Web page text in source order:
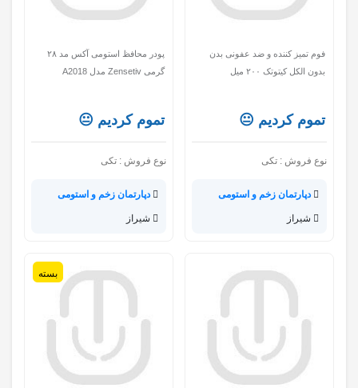
فوم تمیز کننده و ضد عفونی بدن
بدون‌ الکل کیتوتک ۲۰۰ میل
تموم کردیم 😐
نوع فروش : تکی
دپارتمان زخم و استومی
شیراز
پودر محافظ استومی آکس مد ۲۸
گرمی Zensetiv مدل A2018
تموم کردیم 😐
نوع فروش : تکی
دپارتمان زخم و استومی
شیراز
بسته